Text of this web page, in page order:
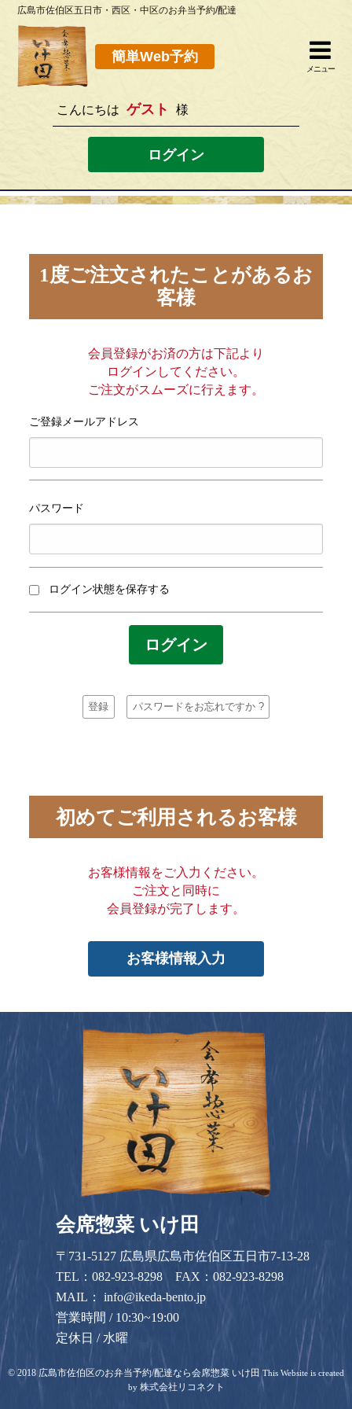
閉じる
082-923-8298
[営業時間]10：30~19：00 [定休日]水曜
このサイトの使い方
プライバシーポリシー
サイトマップ
広島市佐伯区五日市・西区・中区のお弁当予約/配達
簡単Web予約
メニュー
こんにちは ゲスト 様
ログイン
1度ご注文されたことがあるお
客様
会員登録がお済の方は下記より
ログインしてください。
ご注文がスムーズに行えます。
ご登録メールアドレス
パスワード
ログイン状態を保存する
登録 パスワードをお忘れですか ?
初めてご利用されるお客様
お客様情報をご入力ください。
ご注文と同時に
会員登録が完了します。
お客様情報入力
会席惣菜 いけ田
〒731-5127 広島県広島市佐伯区五日市7-13-28
TEL：082-923-8298 FAX：082-923-8298
MAIL：info@ikeda-bento.jp
営業時間 / 10:30~19:00
定休日 / 水曜
© 2018 広島市佐伯区のお弁当予約/配達なら会席惣菜 いけ田 This Website is created
by 株式会社リコネクト